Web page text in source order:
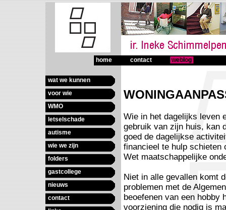
home contact weblog
wat we kunnen
voor wie
WMO
letselschade
autisme
wie we zijn
folders
gastcollege
nieuws
contact